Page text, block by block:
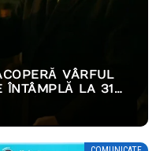
VÂRFUL
LA 31